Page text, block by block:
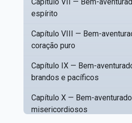
espírito
Capítulo VIII — Bem-
coração puro
Capítulo IX — Bem-
brandos e pacíficos
Capítulo X — Bem-
misericordiosos